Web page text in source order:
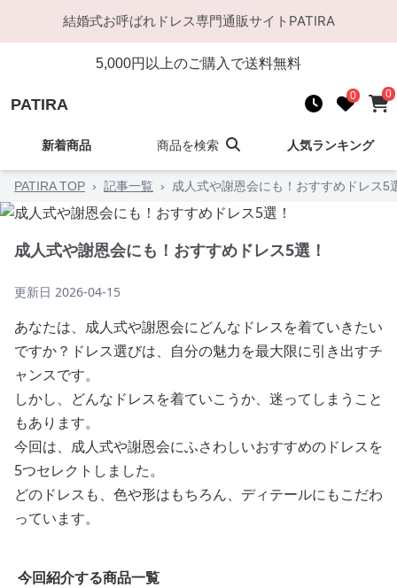
結婚式お呼ばれドレス専門通販サイト PATIRA
5,000円以上のご購入で送料無料
PATIRA 0 0
新着商品 商品を検索 人気ランキング
PATIRA TOP › 記事一覧 › 成人式や謝恩会にも！おすすめドレス5
成人式や謝恩会にも！おすすめドレス5選！
更新日 2026-04-15
あなたは、成人式や謝恩会にどんなドレスを着ていきたい
ですか？ドレス選びは、自分の魅力を最大限に引き出すチ
ャンスです。
しかし、どんなドレスを着ていこうか、迷ってしまうこと
もあります。
今回は、成人式や謝恩会にふさわしいおすすめのドレスを
5つセレクトしました。
どのドレスも、色や形はもちろん、ディテールにもこだわ
っています。
今回紹介する商品一覧